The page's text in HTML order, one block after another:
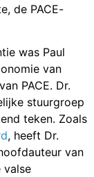
de PACE-
was Paul
van
PACE. Dr.
stuurgroep
teken. Zoals
, heeft Dr.
van
valse